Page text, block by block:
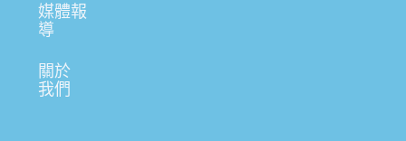
媒體報
導
關於
我們